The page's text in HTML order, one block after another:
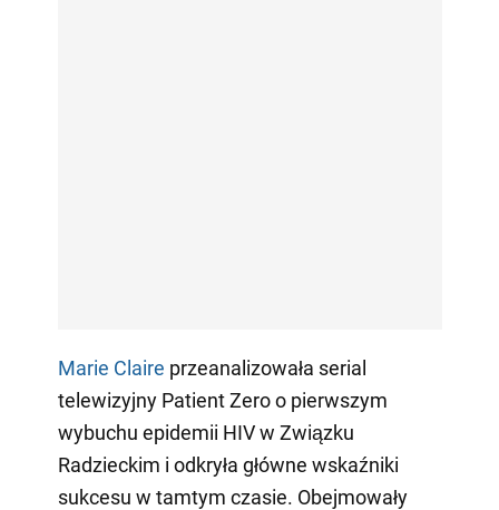
Marie Claire przeanalizowała serial
telewizyjny Patient Zero o pierwszym
wybuchu epidemii HIV w Związku
Radzieckim i odkryła główne wskaźniki
sukcesu w tamtym czasie. Obejmowały